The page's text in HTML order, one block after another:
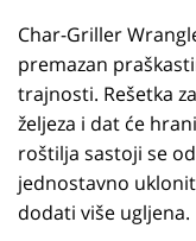
Char-Griller
premazan
trajnosti. Rešetka
željeza i dat će
roštilja sastoji se
jednostavno
dodati više ugljena.